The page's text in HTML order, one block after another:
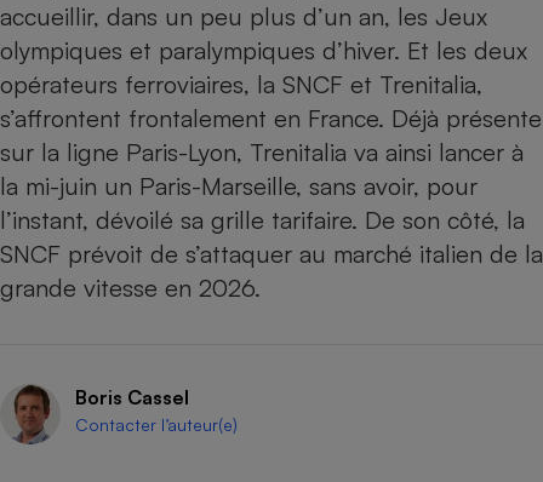
accueillir, dans un peu plus d’un an, les Jeux
olympiques et paralympiques d’hiver. Et les deux
opérateurs ferroviaires, la SNCF et Trenitalia,
s’affrontent frontalement en France. Déjà présente
sur la ligne Paris-Lyon, Trenitalia va ainsi lancer à
la mi-juin un Paris-Marseille, sans avoir, pour
l’instant, dévoilé sa grille tarifaire. De son côté, la
SNCF prévoit de s’attaquer au marché italien de la
grande vitesse en 2026.
Boris Cassel
Contacter l’auteur(e)